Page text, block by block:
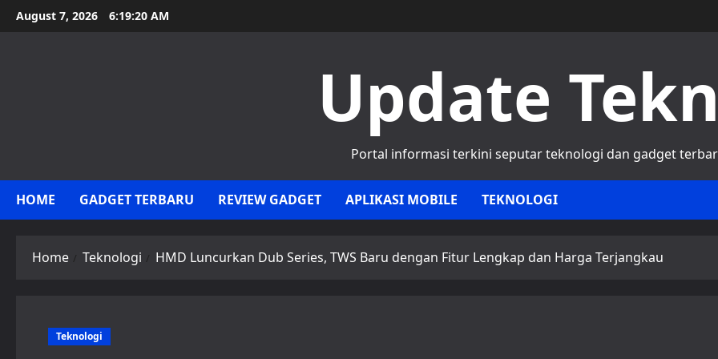
Skip
to
August 7, 2026 6:19:20 AM
Update
Portal informasi terkini seputar teknologi dan gadget
HOME GADGET TERBARU REVIEW GADGET APLIKASI MOBILE TEKNOLOGI
Home Teknologi HMD Luncurkan Dub Series, TWS Baru dengan Fitur Lengkap dan Harga Terjangkau
Teknologi